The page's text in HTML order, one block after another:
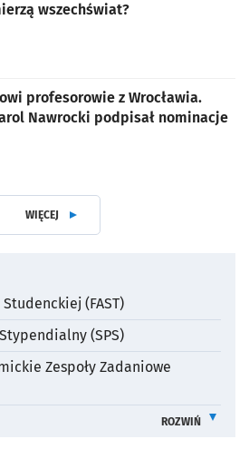
wszechświat?
profesorowie z Wrocławia.
Nawrocki podpisał nominacje
WIĘCEJ ARTYKUŁÓW
SIĘ W NOWEJ KARCIE
(FAST)
(SPS)
Zespoły Zadaniowe
ROZWIŃ